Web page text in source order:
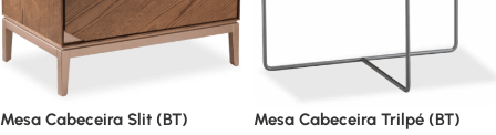
Mesa Cabeceira Slit (BT) Mesa Cabeceira Trilpé (BT)